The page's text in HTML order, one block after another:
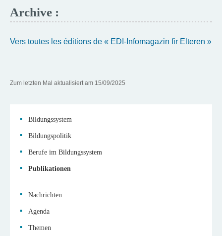
Archive :
Vers toutes les éditions de « EDI-Infomagazin fir Elteren »
Zum letzten Mal aktualisiert am 15/09/2025
Navigationsmenü
Bildungssystem
Bildungspolitik
Berufe im Bildungssystem
Publikationen
Nachrichten
Agenda
Themen